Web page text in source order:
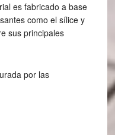
es fabricado a base
como el sílice y
sus principales
por las